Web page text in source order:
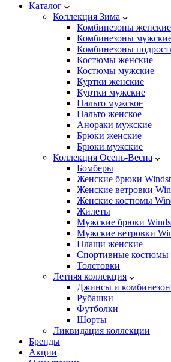
Каталог
Коллекция Зима
Комбинезоны женские
Комбинезоны
Комбинезоны
Костюмы женские
Костюмы мужские
Куртки женские
Куртки мужские
Пальто мужское
Пальто женское
Анораки мужские
Брюки женские
Брюки мужские
Коллекция Осень-Весна
Бомберы
Женские брюки
Женские ветровки
Женские костюмы
Жилеты
Мужские брюки
Мужские ветровки
Плащи женские
Спортивные костюмы
Толстовки
Летняя коллекция
Джинсы и
Рубашки
Футболки
Шорты
Ликвидация коллекции
Бренды
Акции